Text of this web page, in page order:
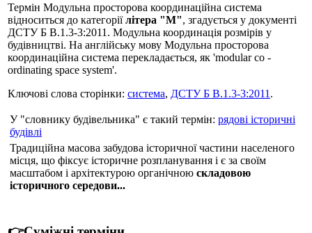
Термін Модульна просторова координаційна система
відноситься до категоріїлітера "М", згадується у документі
ДСТУ Б В.1.3-3:2011. Модульна координація розмірів у
будівництві. На англійську мову Модульна просторова
координаційна система перекладається, як 'modular co -
ordinating space system'.
Ключові слова сторінки: система, ДСТУ Б В.1.3-3:2011 .
У "словнику будівельника" є такий термін: рядові історичні
будівлі
Традиційна масова забудова історичної частини населеного
місця, що фіксує історичне розпланування і є за своїм
масштабом і архітектурою органічною складовою
історичного середови...